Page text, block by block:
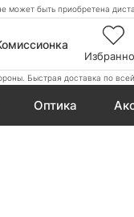
может быть приобретена
Быстрая доставка по
Оптика